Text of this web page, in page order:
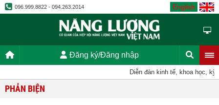
096.999.8822 - 094.263.2014 English
Đăng ký/Đăng nhập
Diễn đàn kinh tế, khoa học, kỹ
PHẢN BIỆN